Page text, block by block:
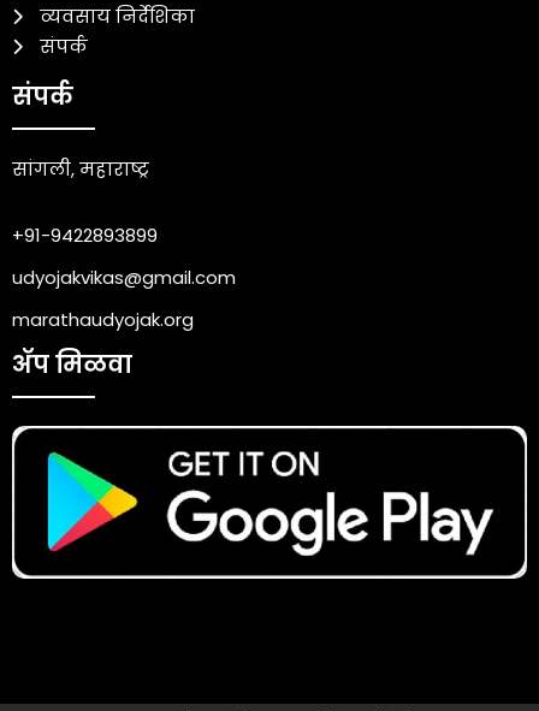
व्यवसाय निर्देशिका
संपर्क
संपर्क
सांगली, महाराष्ट्र
+91-9422893899
udyojakvikas@gmail.com
marathaudyojak.org
ॲप मिळवा